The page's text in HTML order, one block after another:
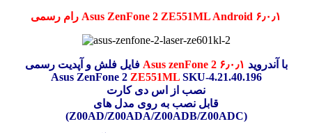
رام رسمی Asus ZenFone 2 ZE551ML Android ۶٫۰٫۱
فایل فلش و آپدیت رسمی Asus zenFone 2 با آندروید ۶٫۰٫۱
Asus ZenFone 2 ZE551MLSKU-4.21.40.196
نصب از اس دی کارت
قابل نصب به روی مدل های
(Z00AD/Z00ADA/Z00ADB/Z00ADC)